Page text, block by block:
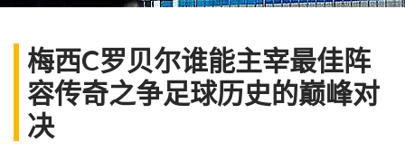
梅西C罗贝尔谁能主宰最佳阵
容传奇之争足球历史的巅峰对
决